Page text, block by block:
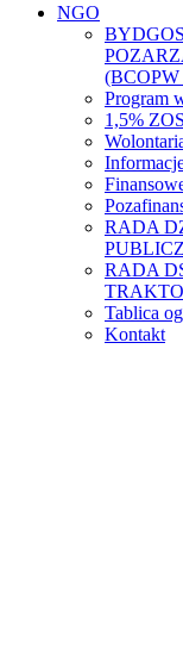
NGO
Program
1,5%
RADA
RADA
Tablica
Kontakt